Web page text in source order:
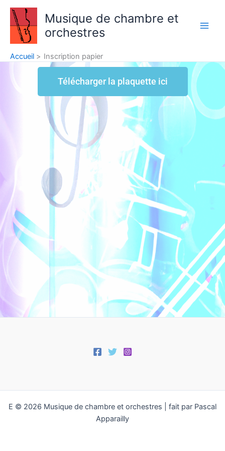
Aller
contenu
Musique de chambre et
orchestres
Accueil Inscription papier
Télécharger la plaquette ici
E © 2026 Musique de chambre et orchestres | fait par Pascal
Apparailly